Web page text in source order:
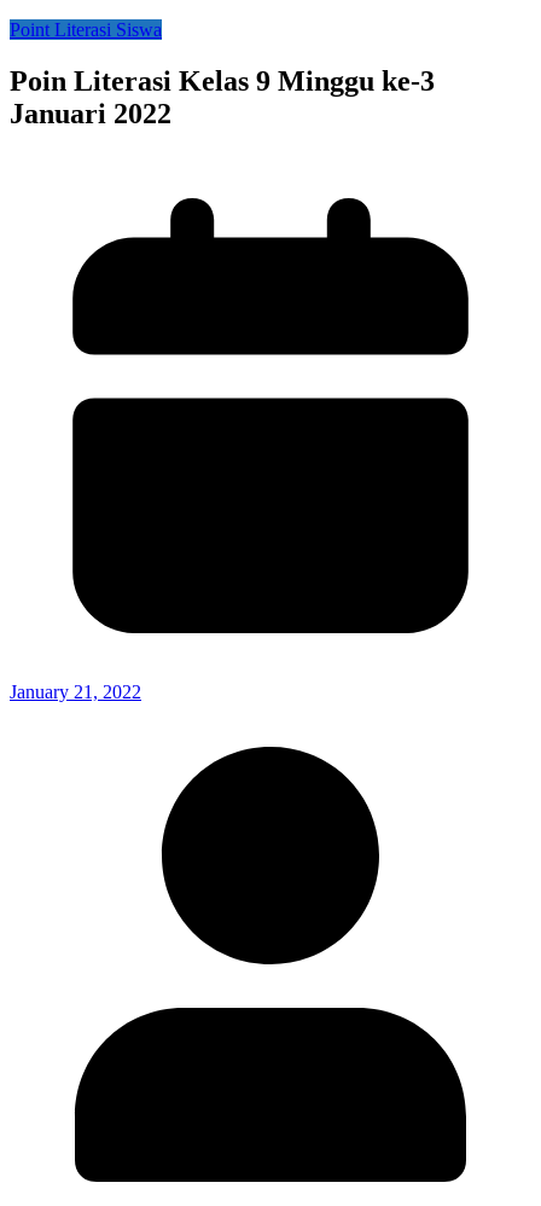
Point Literasi Siswa
Poin Literasi Kelas 9 Minggu ke-3
Januari 2022
January 21, 2022